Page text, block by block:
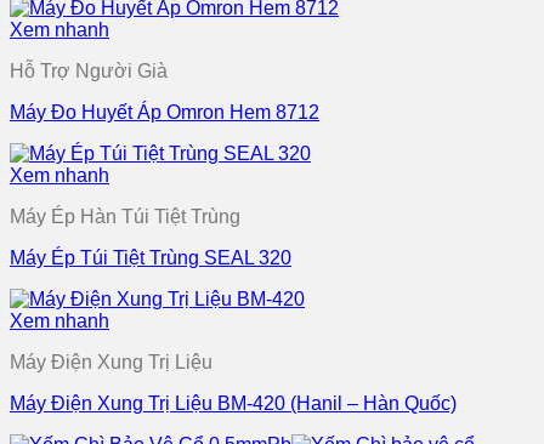
Xem nhanh
Hỗ Trợ Người Già
Máy Đo Huyết Áp Omron Hem 8712
Xem nhanh
Máy Ép Hàn Túi Tiệt Trùng
Máy Ép Túi Tiệt Trùng SEAL 320
Xem nhanh
Máy Điện Xung Trị Liệu
Máy Điện Xung Trị Liệu BM-420 (Hanil – Hàn Quốc)